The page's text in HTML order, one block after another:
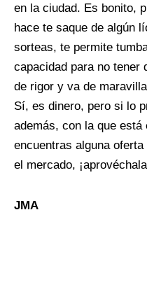
en la ciudad. Es bonito,
hace te saque de algún
sorteas, te permite
capacidad para no tener
de rigor y va de
Sí, es dinero, pero si lo
además, con la que está
encuentras alguna
el mercado,
JMA